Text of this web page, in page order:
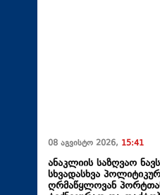
08 აგვისტო 2026, 15:41
ანაკლიის საზღვაო
სხვადასხვა
ღრმაწყლოვან